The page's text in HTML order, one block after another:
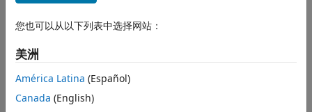
您也可以从以下列表中选择网站：
美洲
América Latina (Español)
Canada (English)